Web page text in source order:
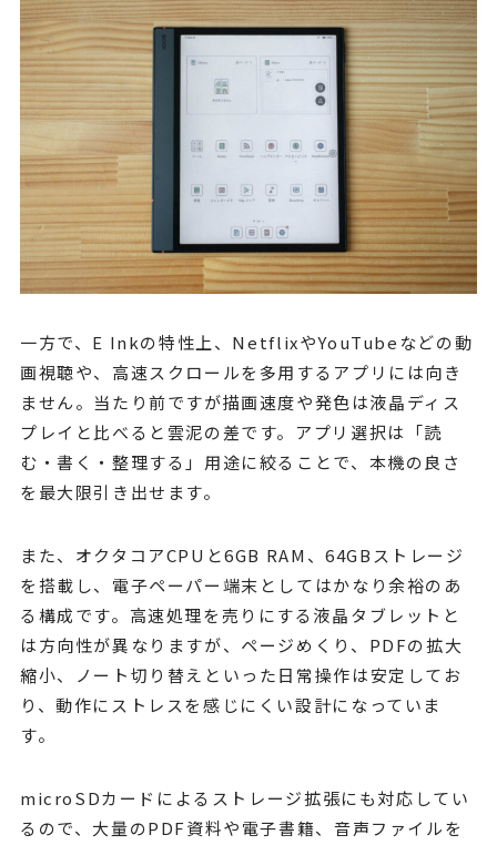
一方で、E Inkの特性上、NetflixやYouTubeなどの動
画視聴や、高速スクロールを多用するアプリには向き
ません。当たり前ですが描画速度や発色は液晶ディス
プレイと比べると雲泥の差です。アプリ選択は「読
む・書く・整理する」用途に絞ることで、本機の良さ
を最大限引き出せます。
また、オクタコアCPUと6GB RAM、64GBストレージ
を搭載し、電子ペーパー端末としてはかなり余裕のあ
る構成です。高速処理を売りにする液晶タブレットと
は方向性が異なりますが、ページめくり、PDFの拡大
縮小、ノート切り替えといった日常操作は安定してお
り、動作にストレスを感じにくい設計になっていま
す。
microSDカードによるストレージ拡張にも対応してい
るので、大量のPDF資料や電子書籍、音声ファイルを